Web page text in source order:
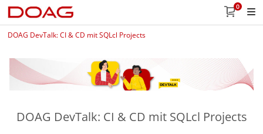
0
DOAG DevTalk: CI & CD mit SQLcl Projects
DOAG DevTalk: CI & CD mit SQLcl Projects